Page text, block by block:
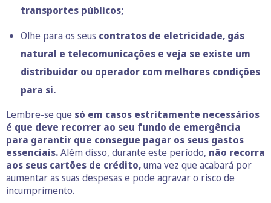
transportes públicos;
Olhe para os seus contratos de eletricidade, gás
natural e telecomunicações e veja se existe um
distribuidor ou operador com melhores condições
para si.
Lembre-se que só em casos estritamente necessários
é que deve recorrer ao seu fundo de emergência
para garantir que consegue pagar os seus gastos
essenciais.Além disso, durante este período, não recorra
aos seus cartões de crédito,uma vez que acabará por
aumentar as suas despesas e pode agravar o risco de
incumprimento.